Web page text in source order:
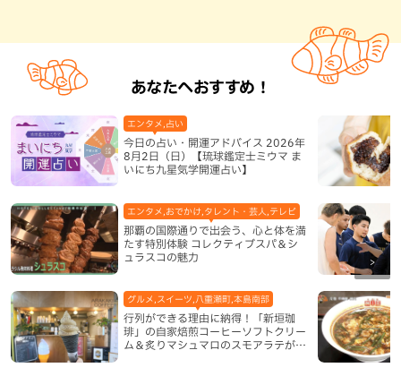
あなたへおすすめ！
今日の占い・開運アドバイス 2026年
8月2日（日）【琉球鑑定士ミウマ ま
いにち九星気学開運占い】
エンタメ,占い
那覇の国際通りで出会う、心と体を満
たす特別体験 コレクティブスパ＆シ
ュラスコの魅力
エンタメ,おでかけ,タレント・芸人,テレビ
行列ができる理由に納得！「新垣珈
琲」の自家焙煎コーヒーソフトクリー
ム＆炙りマシュマロのスモアラテが絶
グルメ,スイーツ,八重瀬町,本島南部